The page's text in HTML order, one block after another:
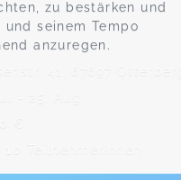
zu bestärken und
und seinem Tempo
anzuregen.
41, 67697 Otterberg
- 25. Aug
€
10 TeilnehmerInnen